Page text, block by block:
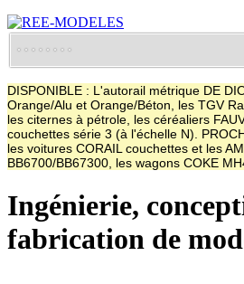
DISPONIBLE : L'autorail métrique DE
Orange/Alu et Orange/Béton, les TGV
les citernes à pétrole, les céréaliers
couchettes série 3 (à l'échelle N).
les voitures CORAIL couchettes et les
BB6700/BB67300, les wagons COKE
Ingénierie,
fabrication de